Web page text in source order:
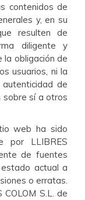
contenidos de
y, en su
resulten de
diligente y
la obligación de
usuarios, ni la
de
sobre sí a otros
web ha sido
por LLIBRES
de fuentes
actual a
o erratas.
S.L. de